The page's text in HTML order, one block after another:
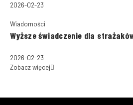
2026-02-23
Wiadomości
Wyższe świadczenie dla
2026-02-23
Zobacz więcej